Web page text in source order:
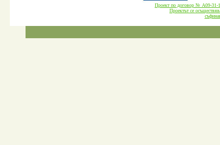
Проект по договор № А09-
Проектът се